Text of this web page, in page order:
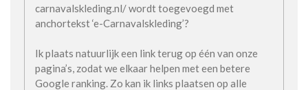
carnavalskleding.nl/ wordt toegevoegd met
anchortekst ‘e-Carnavalskleding’?
Ik plaats natuurlijk een link terug op één van onze
pagina’s, zodat we elkaar helpen met een betere
Google ranking. Zo kan ik links plaatsen op alle